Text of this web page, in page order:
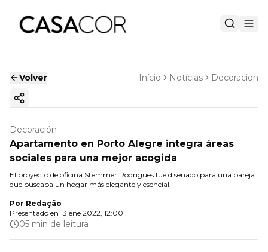
Volver Início Notícias Decoración
Copiar enlace
Decoración
Apartamento en Porto Alegre integra áreas
sociales para una mejor acogida
El proyecto de oficina Stemmer Rodrigues fue diseñado para una pareja
que buscaba un hogar más elegante y esencial.
Por Redação
Presentado en 13 ene 2022, 12:00
05 min de leitura